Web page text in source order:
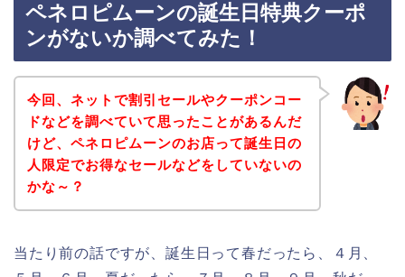
ペネロピムーンの誕生日特典クーポ
ンがないか調べてみた！
今回、ネットで割引セールやクーポンコー
ドなどを調べていて思ったことがあるんだ
けど、ペネロピムーンのお店って誕生日の
人限定でお得なセールなどをしていないの
かな～？
当たり前の話ですが、誕生日って春だったら、４月、